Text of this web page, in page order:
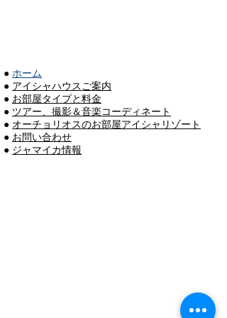
● ホーム
● アイシャハウスご案内
● お部屋タイプと料金
● ツアー、撮影＆音楽コーディネート
● オーチョリオスのお部屋アイシャリゾート
● お問い合わせ
● ジャマイカ情報